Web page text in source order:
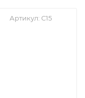
Артикул: C15